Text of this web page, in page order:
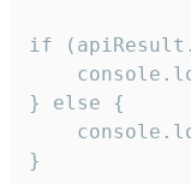
if
} else {
}